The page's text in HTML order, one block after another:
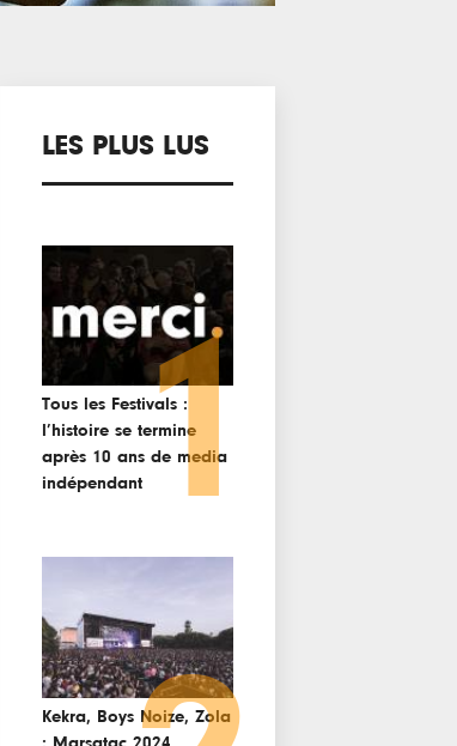
LES PLUS LUS
Tous les Festivals :
l’histoire se termine
après 10 ans de media
indépendant1
Kekra, Boys Noize, Zola